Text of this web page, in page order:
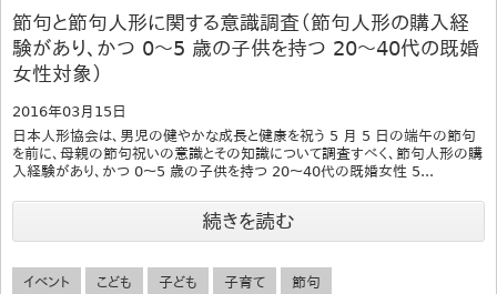
節句と節句人形に関する意識調査（節句人形の購入経
験があり、かつ 0～5 歳の子供を持つ 20～40代の既婚
女性対象）
2016年03月15日
日本人形協会は、男児の健やかな成長と健康を祝う 5 月 5 日の端午の節句
を前に、母親の節句祝いの意識とその知識について調査すべく、節句人形の購
入経験があり、かつ 0～5 歳の子供を持つ 20～40代の既婚女性 5...
続きを読む
イベント こども 子ども 子育て 節句